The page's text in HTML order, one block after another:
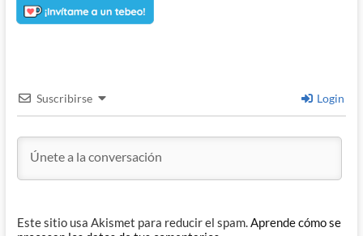
Suscribirse Login
Este sitio usa Akismet para reducir el spam.Aprende cómo se